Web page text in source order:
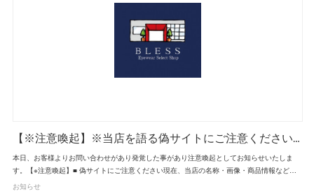
【※注意喚起】※当店を語る偽サイトにご注意ください…
本日、お客様よりお問い合わせがあり発覚した事があり注意喚起としてお知らせいたしま
す。【※注意喚起】■ 偽サイトにご注意ください現在、当店の名称・画像・商品情報など…
お知らせ